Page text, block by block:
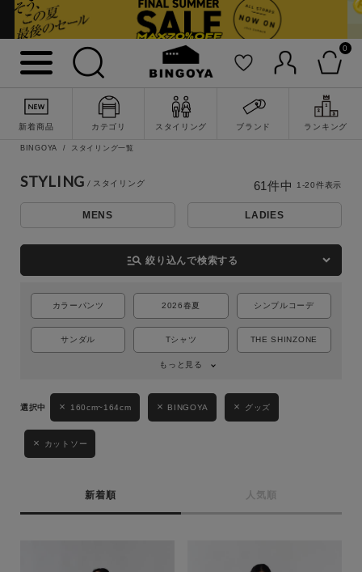
0
新着商品 カテゴリ スタイリング ブランド ランキング
詳細検索
BINGOYA スタイリング一覧
STYLING
MENS LADIES
manage_search 絞り込んで検索する
カラーパンツ 2026春夏 シンプルコーデ
サンダル Tシャツ THE SHINZONE
もっと見る
160cm~164cm BINGOYA グッズ
カットソー
新着順 人気順
61 件中 1-20件表示